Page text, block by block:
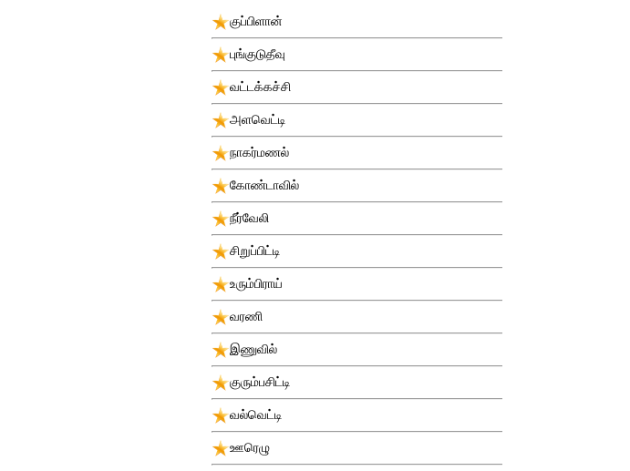
குப்பிளான்
புங்குடுதீவு
வட்டக்கச்சி
அளவெட்டி
நாகர்மணல்
கோண்டாவில்
நீர்வேலி
சிறுப்பிட்டி
உரும்பிராய்
வரணி
இணுவில்
குரும்பசிட்டி
வல்வெட்டி
ஊரெழு